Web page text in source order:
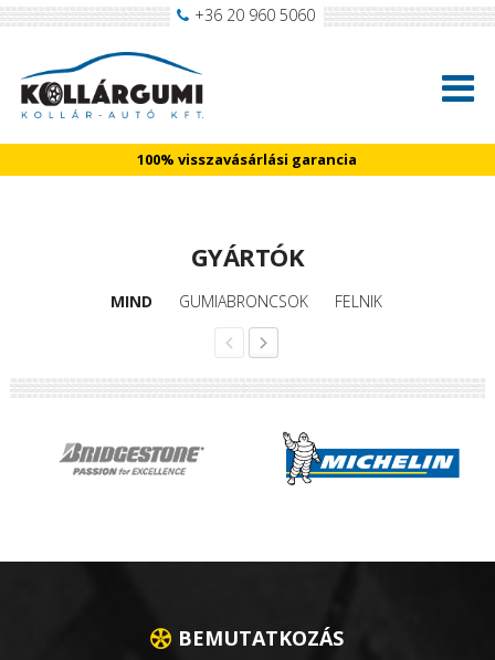
+36 20 960 5060
100% visszavásárlási garancia
GYÁRTÓK
MIND GUMIABRONCSOK FELNIK
BEMUTATKOZÁS